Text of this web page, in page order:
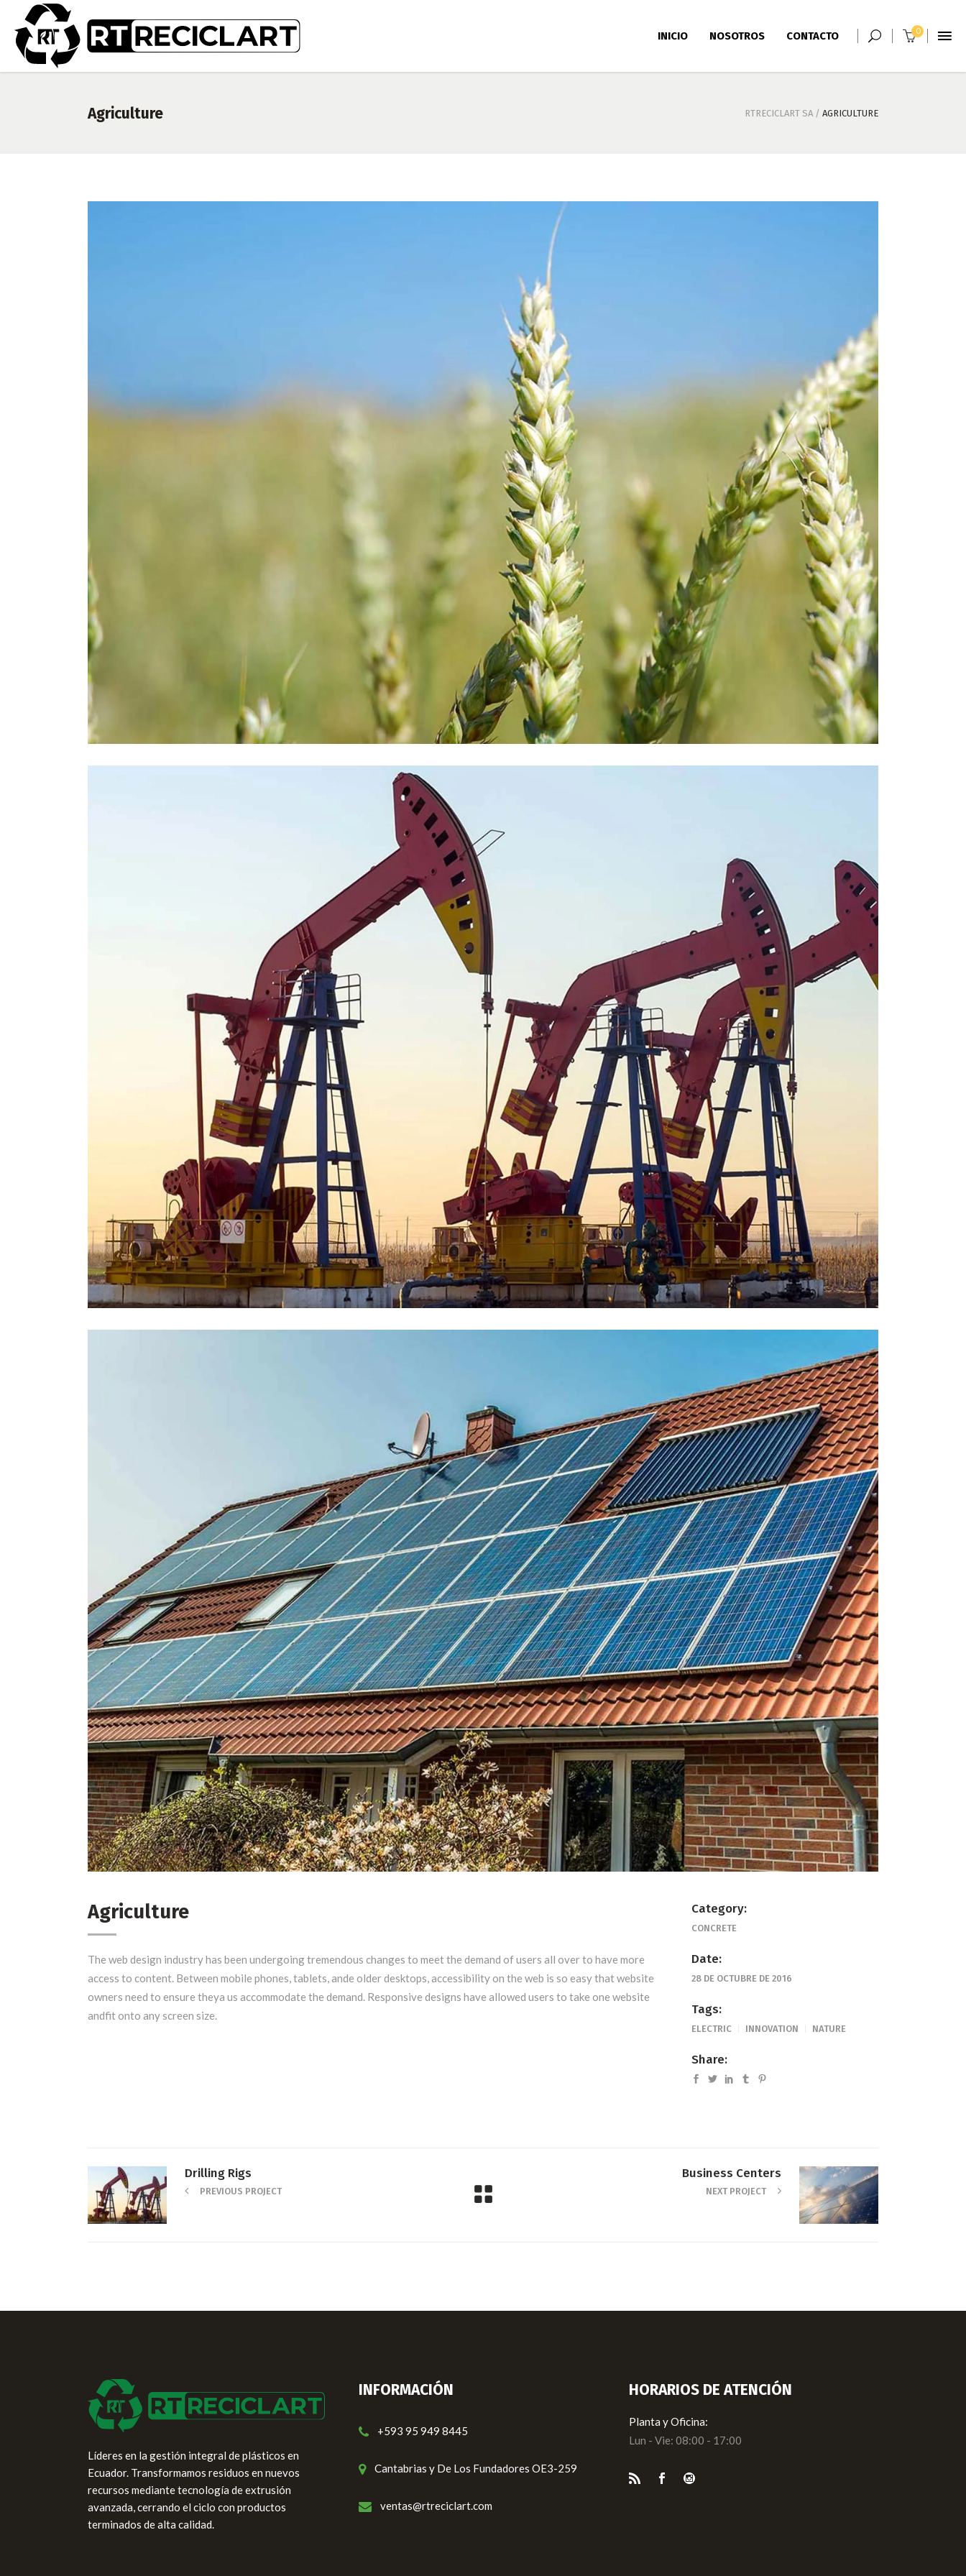
INICIO NOSOTROS CONTACTO 0
Agriculture RTRECICLART SA / AGRICULTURE
Agriculture
Drilling Rigs
Solar Energy
Agriculture
The web design industry has been undergoing tremendous changes to meet the demand of users all over to have more
access to content. Between mobile phones, tablets, ande older desktops, accessibility on the web is so easy that website
owners need to ensure theya us accommodate the demand. Responsive designs have allowed users to take one website
andfit onto any screen size.
Category:
CONCRETE
Date:
28 DE OCTUBRE DE 2016
Tags:
ELECTRIC INNOVATION NATURE
Share:
Drilling Rigs
PREVIOUS PROJECT
Business Centers
NEXT PROJECT
Líderes en la gestión integral de plásticos en
Ecuador. Transformamos residuos en nuevos
recursos mediante tecnología de extrusión
avanzada, cerrando el ciclo con productos
terminados de alta calidad.
INFORMACIÓN
+593 95 949 8445
Cantabrias y De Los Fundadores OE3-259
ventas@rtreciclart.com
HORARIOS DE ATENCIÓN
Planta y Oficina:
Lun - Vie: 08:00 - 17:00